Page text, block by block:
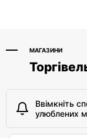
МАГАЗИНИ
Ввімкніть
улюблених